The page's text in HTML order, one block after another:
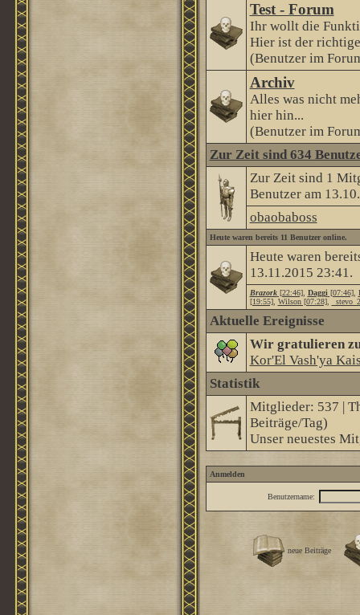
Test - Forum
Ihr wollt die
Hier ist der
(Benutzer im
Archiv
Alles was nicht
hier hin...
(Benutzer im
Zur Zeit sind 634
Zur Zeit sind 1
Benutzer am
obaobaboss
Heute waren bereits 11 Benutzer online.
Heute waren
13.11.2015 23:41.
Brazork[22:46], Daggi [07:46],
[19:55], Wilson [07:28],
Aktuelle Ereignisse
Wir gratulieren
Kor'El Vash'ya
Statistik
Mitglieder: 537 |
Beiträge/Tag)
Unser neuestes
Anmelden
Benutzername:
neue Beiträge